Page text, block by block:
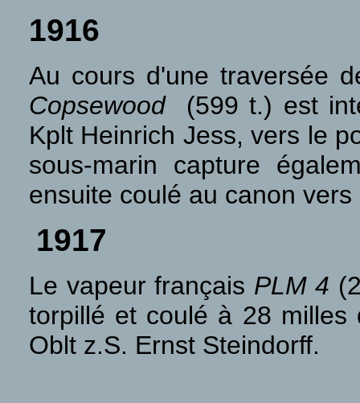
1916
Au cours d'une traversée
Copsewood(599 t.) est
Kplt Heinrich Jess, vers le
sous-marin capture
ensuite coulé au canon
1917
Le vapeur français PLM 4
torpillé et coulé à 28
Oblt z.S. Ernst Steindorff.